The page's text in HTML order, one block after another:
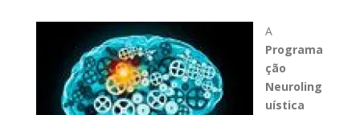
A
Programa
ção
Neuroling
uística